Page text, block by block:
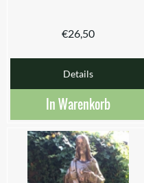
€26,50
Details
In Warenkorb